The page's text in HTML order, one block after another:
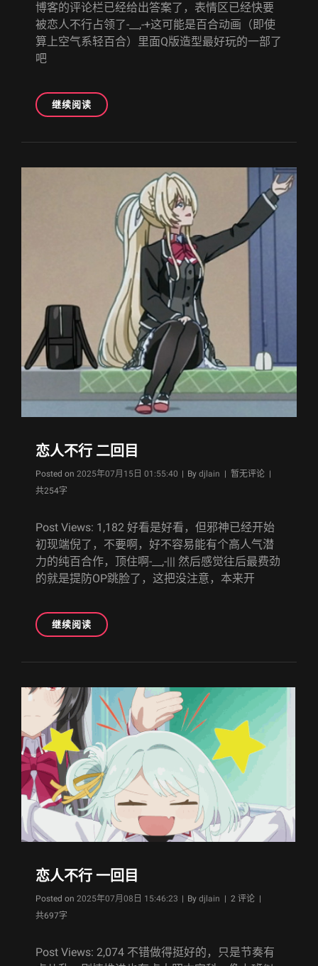
博客的评论栏已经给出答案了，表情区已经快要
被恋人不行占领了-__,-+这可能是百合动画（即使
算上空气系轻百合）里面Q版造型最好玩的一部了
吧
继续阅读恋
人
恋人不行 二回目
Posted on 2025年07月15日 01:55:40 | By Byline
djlain | 暂无评论 |
共254字
Post Views: 1,182 好看是好看，但邪神已经开始
初现端倪了，不要啊，好不容易能有个高人气潜
力的纯百合作，顶住啊-__,-||| 然后感觉往后最费劲
的就是提防OP跳脸了，这把没注意，本来开
继续阅读恋
人
回
恋人不行 一回目
Posted on 2025年07月08日 15:46:23 | By Byline
djlain | 2 评论 |
共697字
Post Views: 2,074 不错做得挺好的，只是节奏有